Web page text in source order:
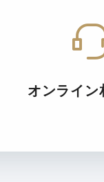
オンライン